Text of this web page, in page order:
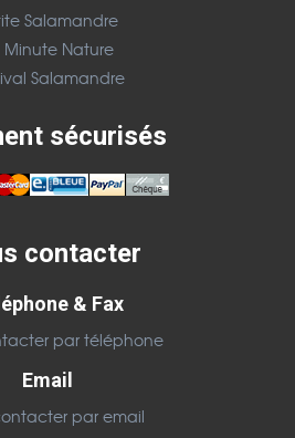
Salamandre
Minute Nature
Salamandre
sécurisés
contacter
& Fax
par téléphone
Email
par email